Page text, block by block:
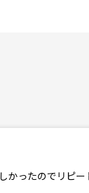
かったのでリピー